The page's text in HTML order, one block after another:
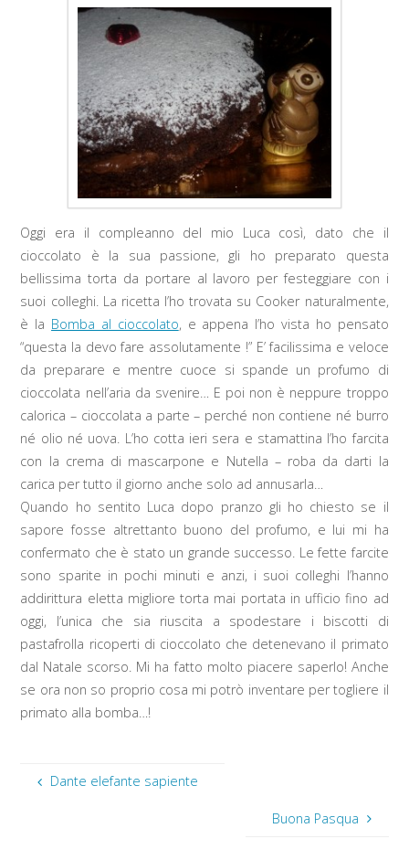
Oggi era il compleanno del mio Luca così, dato che il
cioccolato è la sua passione, gli ho preparato questa
bellissima torta da portare al lavoro per festeggiare con i
suoi colleghi. La ricetta l’ho trovata su Cooker naturalmente,
è la Bomba al cioccolato, e appena l’ho vista ho pensato
“questa la devo fare assolutamente !” E’ facilissima e veloce
da preparare e mentre cuoce si spande un profumo di
cioccolata nell’aria da svenire… E poi non è neppure troppo
calorica – cioccolata a parte – perché non contiene né burro
né olio né uova. L’ho cotta ieri sera e stamattina l’ho farcita
con la crema di mascarpone e Nutella – roba da darti la
carica per tutto il giorno anche solo ad annusarla…
Quando ho sentito Luca dopo pranzo gli ho chiesto se il
sapore fosse altrettanto buono del profumo, e lui mi ha
confermato che è stato un grande successo. Le fette farcite
sono sparite in pochi minuti e anzi, i suoi colleghi l’hanno
addirittura eletta migliore torta mai portata in ufficio fino ad
oggi, l’unica che sia riuscita a spodestare i biscotti di
pastafrolla ricoperti di cioccolato che detenevano il primato
dal Natale scorso. Mi ha fatto molto piacere saperlo! Anche
se ora non so proprio cosa mi potrò inventare per togliere il
primato alla bomba…!
Dante elefante sapiente
Buona Pasqua